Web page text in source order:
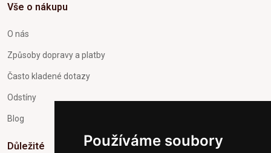
Používáme soubory
Vše o nákupu
O nás
Způsoby dopravy a platby
Často kladené dotazy
Odstíny
Blog
Důležité